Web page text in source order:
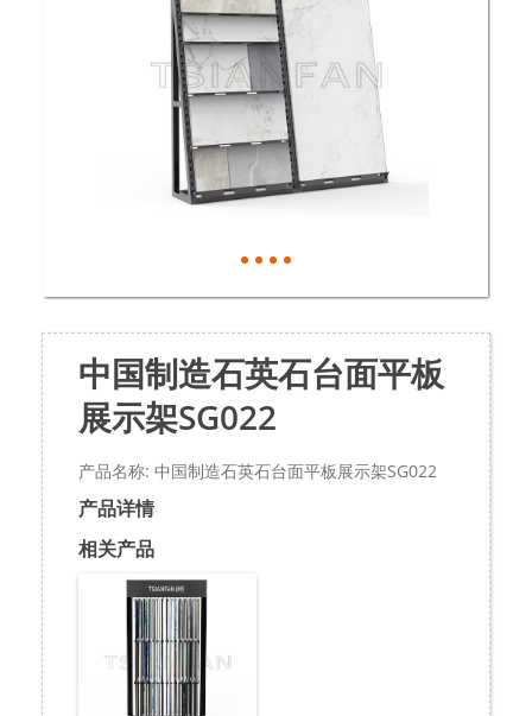
中国制造石英石台面平板
展示架SG022
产品名称: 中国制造石英石台面平板展示架SG022
产品详情
相关产品